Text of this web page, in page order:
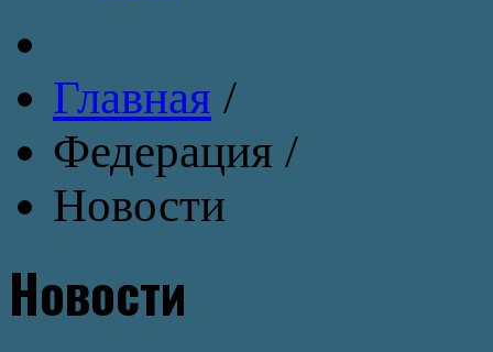
Главная /
Федерация /
Новости
Новости